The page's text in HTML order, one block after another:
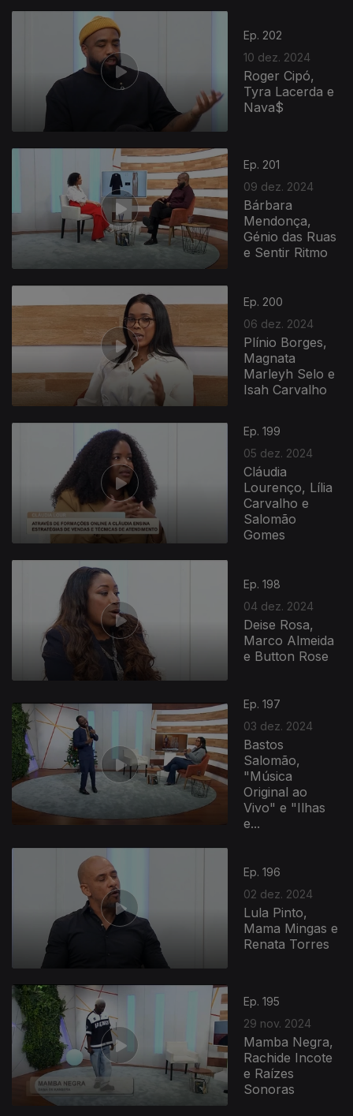
Ep. 202
10 dez. 2024
Roger Cipó,
Tyra Lacerda e
Nava$
Ep. 201
09 dez. 2024
Bárbara
Mendonça,
Génio das Ruas
e Sentir Ritmo
Ep. 200
06 dez. 2024
Plínio Borges,
Magnata
Marleyh Selo e
Isah Carvalho
Ep. 199
05 dez. 2024
Cláudia
Lourenço, Lília
Carvalho e
Salomão
Gomes
Ep. 198
04 dez. 2024
Deise Rosa,
Marco Almeida
e Button Rose
Ep. 197
03 dez. 2024
Bastos
Salomão,
"Música
Original ao
Vivo" e "Ilhas
e...
Ep. 196
02 dez. 2024
Lula Pinto,
Mama Mingas e
Renata Torres
Ep. 195
29 nov. 2024
Mamba Negra,
Rachide Incote
e Raízes
Sonoras
812576